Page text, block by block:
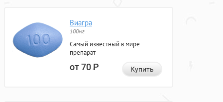
Виагра
100мг
Самый известный в мире
препарат
от 70Р Купить